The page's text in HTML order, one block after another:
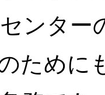
ンター
ために